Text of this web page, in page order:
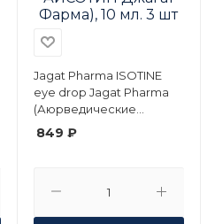
Jagat Pharma ISOTINE
eye drop Jagat Pharma
(Аюрведические
глазные капли
АЙСОТИН Джагат
849 ₽